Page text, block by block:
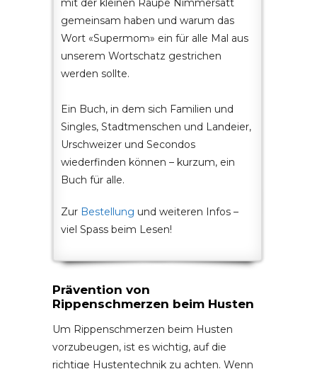
mit der kleinen Raupe Nimmersatt
gemeinsam haben und warum das
Wort «Supermom» ein für alle Mal aus
unserem Wortschatz gestrichen
werden sollte.
Ein Buch, in dem sich Familien und
Singles, Stadtmenschen und Landeier,
Urschweizer und Secondos
wiederfinden können – kurzum, ein
Buch für alle.
Zur Bestellung und weiteren Infos –
viel Spass beim Lesen!
Prävention von
Rippenschmerzen beim Husten
Um Rippenschmerzen beim Husten
vorzubeugen, ist es wichtig, auf die
richtige Hustentechnik zu achten. Wenn